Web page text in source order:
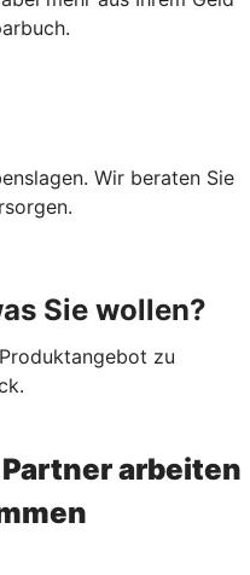
Wir beraten Sie
Sie wollen?
zu
arbeiten